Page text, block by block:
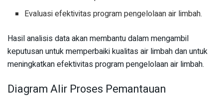
Evaluasi efektivitas program pengelolaan air limbah.
Hasil analisis data akan membantu dalam mengambil
keputusan untuk memperbaiki kualitas air limbah dan untuk
meningkatkan efektivitas program pengelolaan air limbah.
Diagram Alir Proses Pemantauan